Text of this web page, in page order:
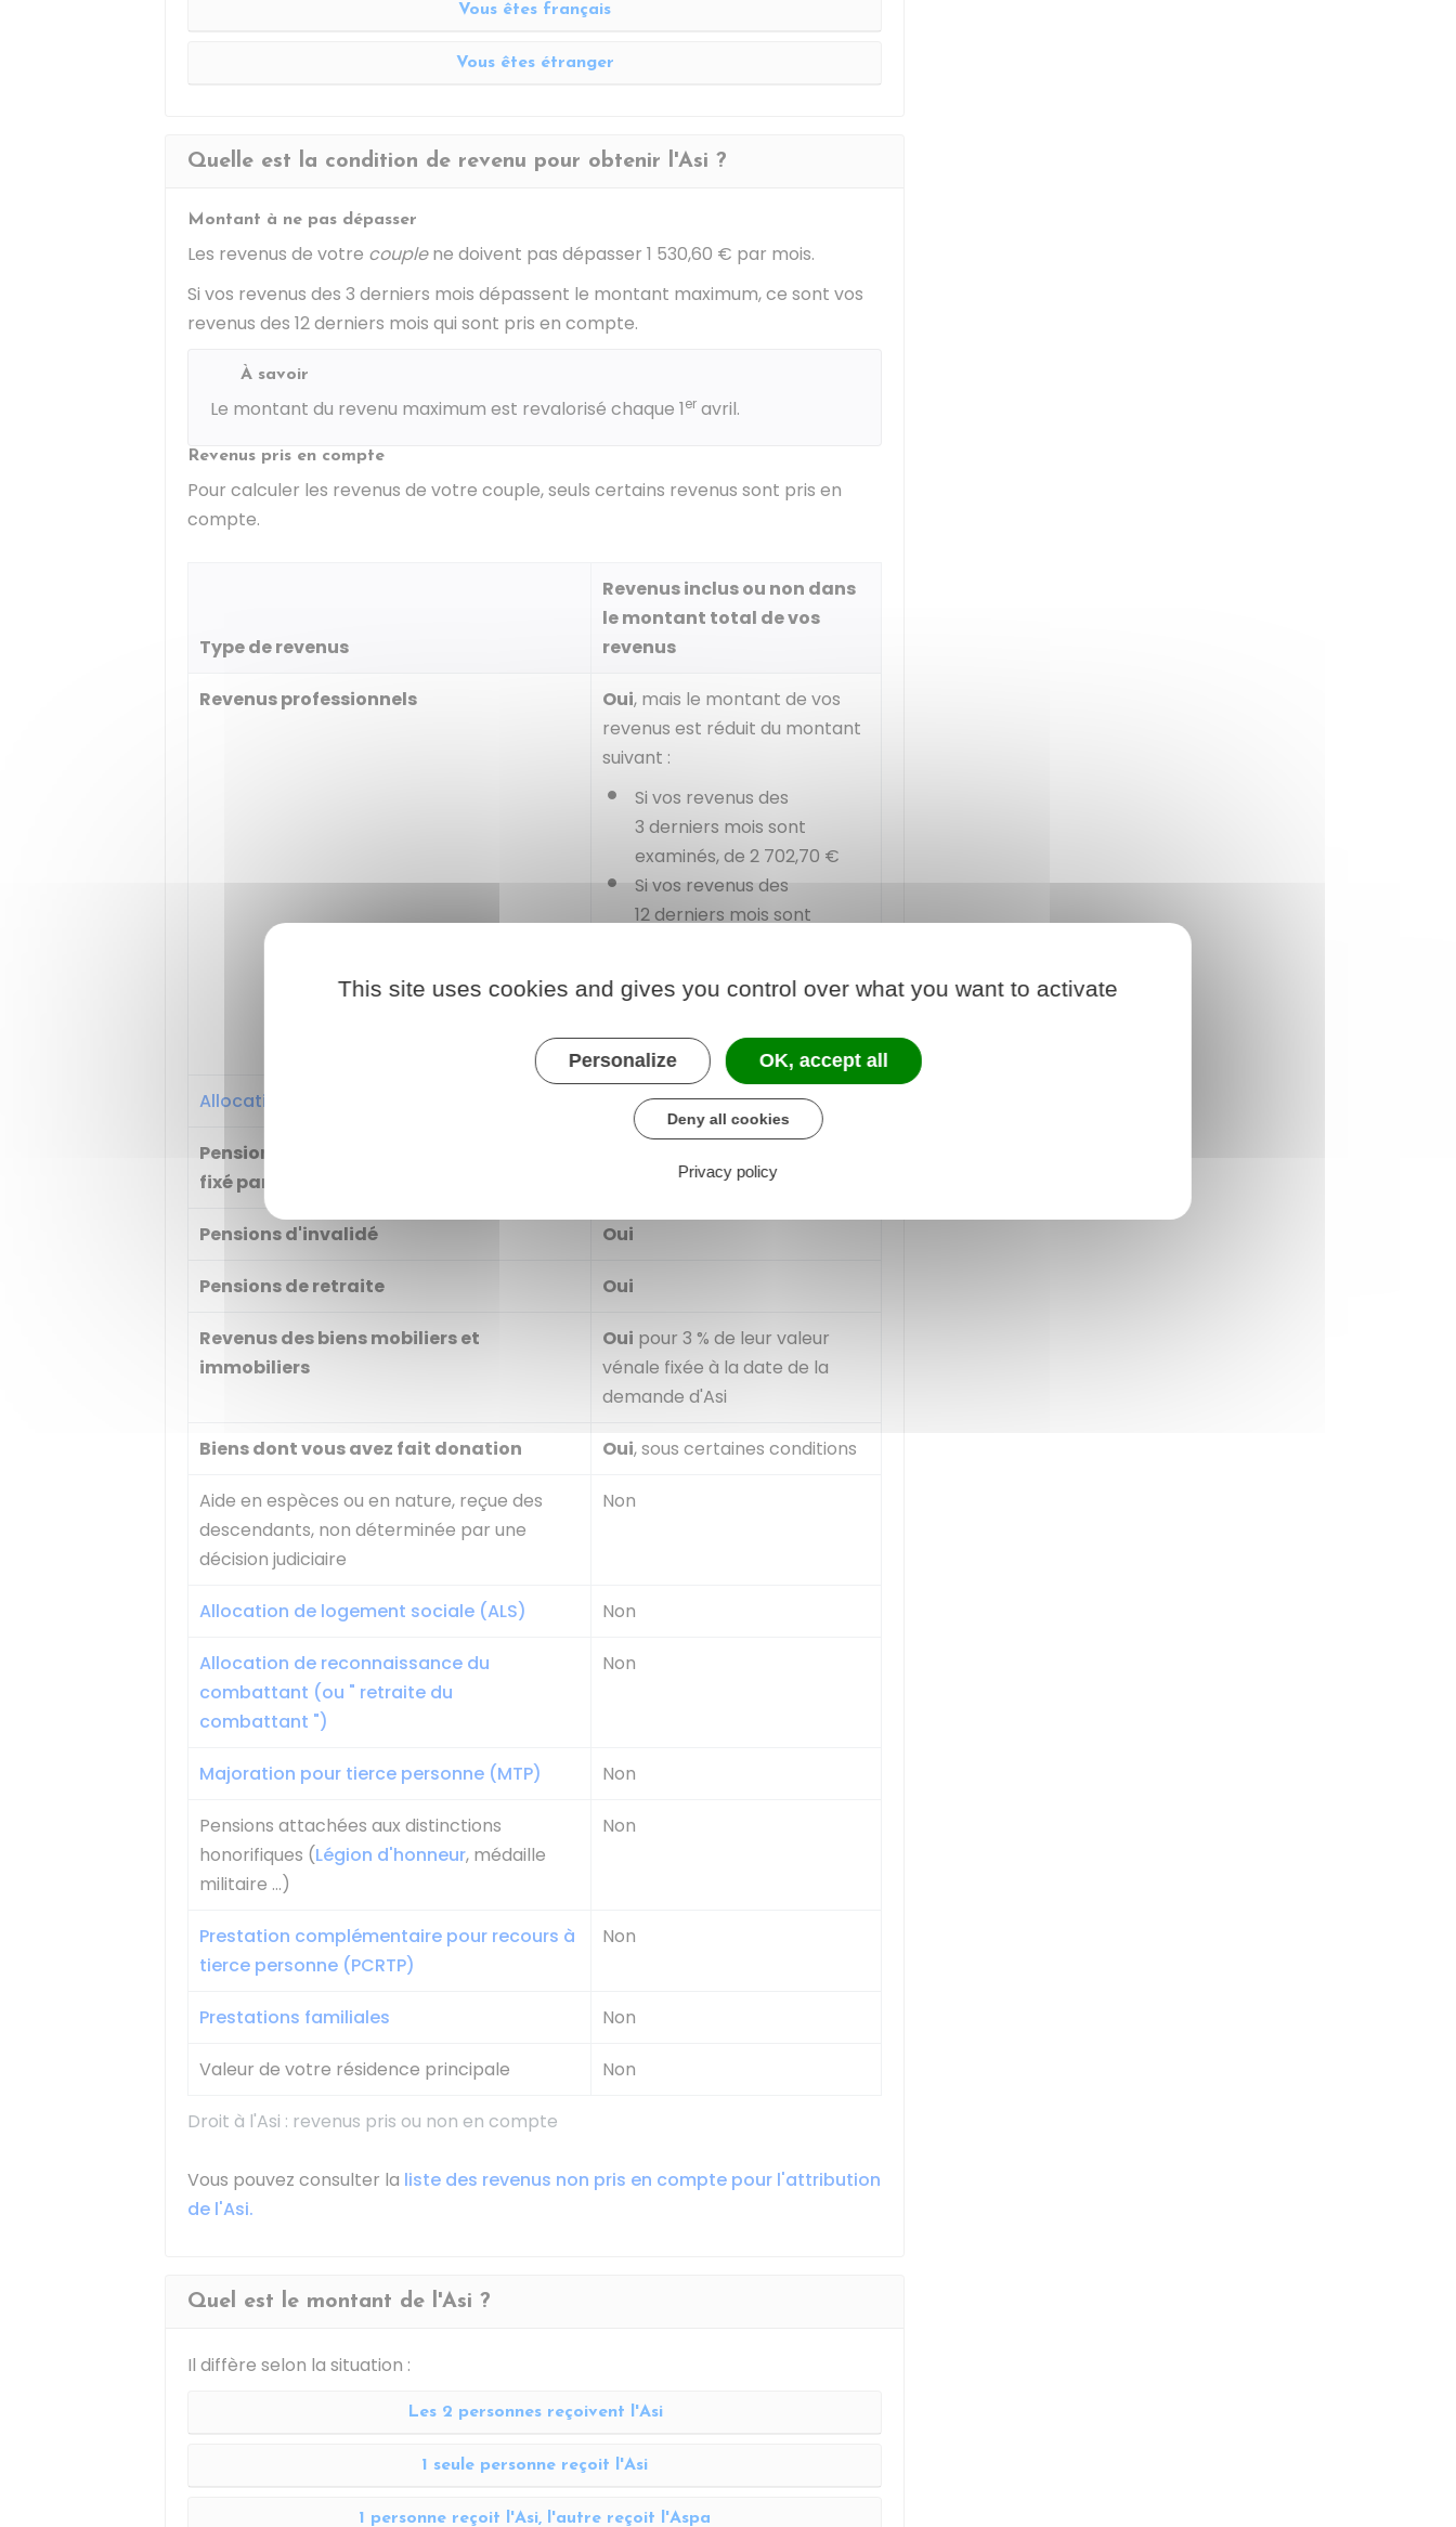
Vous êtes français
Vous êtes étranger
Quelle est la condition de revenu pour obtenir l'Asi ?
Montant à ne pas dépasser
Les revenus de votre couplene doivent pas dépasser 1 530,60 € par mois.
Si vos revenus des 3 derniers mois dépassent le montant maximum, ce sont vos
revenus des 12 derniers mois qui sont pris en compte.
À savoir
Le montant du revenu maximum est revalorisé chaque 1er avril.
Revenus pris en compte
Pour calculer les revenus de votre couple, seuls certains revenus sont pris en
compte.
Droit à l'Asi : revenus pris ou non en compte
Type de revenus
Revenus inclus ou non dans
le montant total de vos
revenus
Revenus professionnels Oui, mais le montant de vos
revenus est réduit du montant
suivant :
Si vos revenus des
3 derniers mois sont
examinés, de2 702,70 €
Si vos revenus des
12 derniers mois sont
Si vos revenus des 12 derniers
10 810,80 €
Allocation aux adultes handicapés (AAH)
Pension alimentaire dont le montant est
fixé par une décision judiciaire
Pensions d'invalidé Oui
Pensions de retraite Oui
Revenus des biens mobiliers et
immobiliers
Oui pour 3 % de leur valeur
vénale fixée à la date de la
demande d'Asi
Biens dont vous avez fait donation Oui, sous certaines conditions
Aide en espèces ou en nature, reçue des
descendants, non déterminée par une
décision judiciaire
Non
Allocation de logement sociale (ALS) Non
Allocation de reconnaissance du
combattant (ou " retraite du
combattant ")
Non
Majoration pour tierce personne (MTP) Non
Pensions attachées aux distinctions
honorifiques (Légion d'honneur, médaille
militaire ...)
Non
Prestation complémentaire pour recours à
tierce personne (PCRTP)
Non
Prestations familiales Non
Valeur de votre résidence principale Non
Vous pouvez consulter la liste des revenus non pris en compte pour l'attribution
de l'Asi.
Quel est le montant de l'Asi ?
Il diffère selon la situation :
Les 2 personnes reçoivent l'Asi
1 seule personne reçoit l'Asi
1 personne reçoit l'Asi, l'autre reçoit l'Aspa
This site uses cookies and gives you control over what you want to activate
Personalize OK, accept all
Deny all cookies
Privacy policy